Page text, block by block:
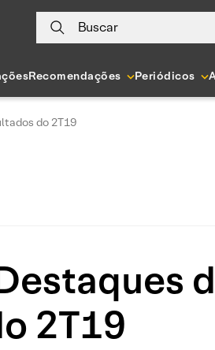
Buscar
Recomendações Periódicos
do 2T19
2T19